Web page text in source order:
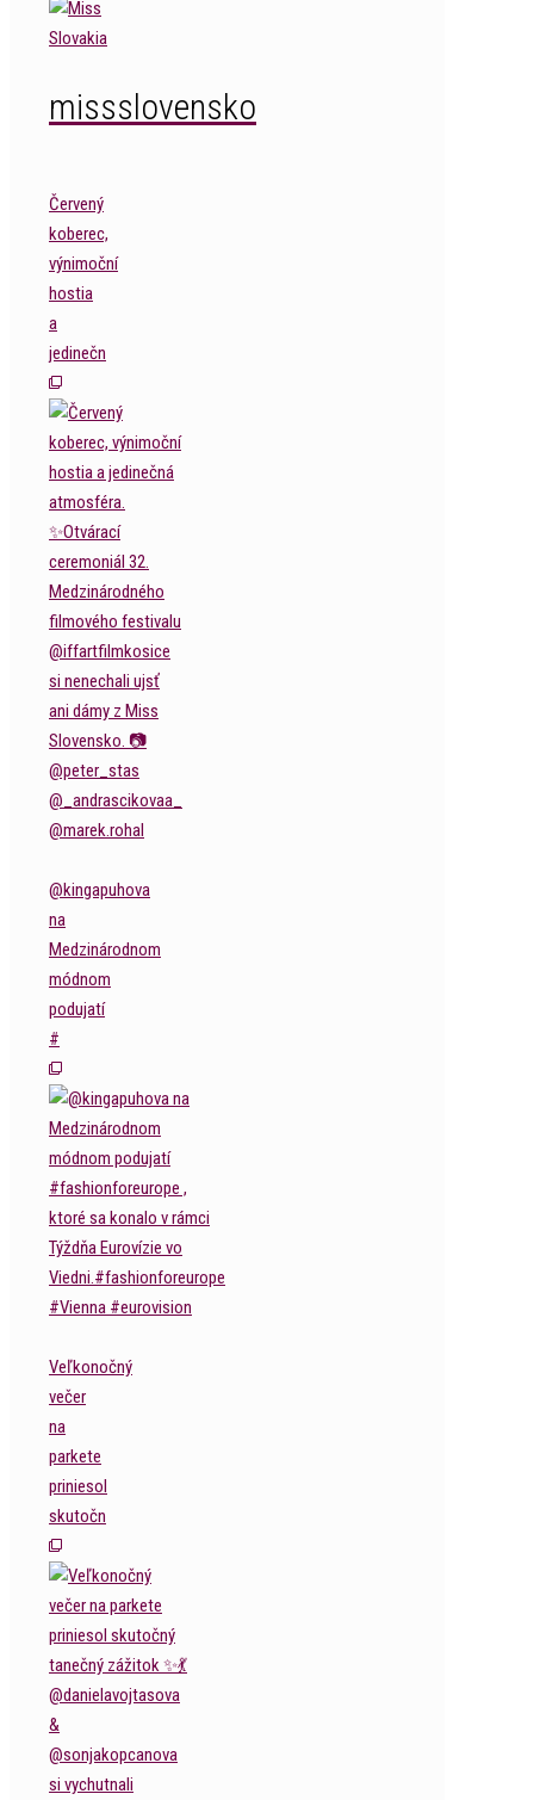
missslovensko
Červený
koberec,
výnimoční
hostia
a
jedinečn
@kingapuhova
na
Medzinárodnom
módnom
podujatí
#
Veľkonočný
večer
na
parkete
priniesol
skutočn